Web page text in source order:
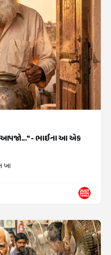
- ભાઈના આ એક
ખા